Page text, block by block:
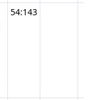
54:143